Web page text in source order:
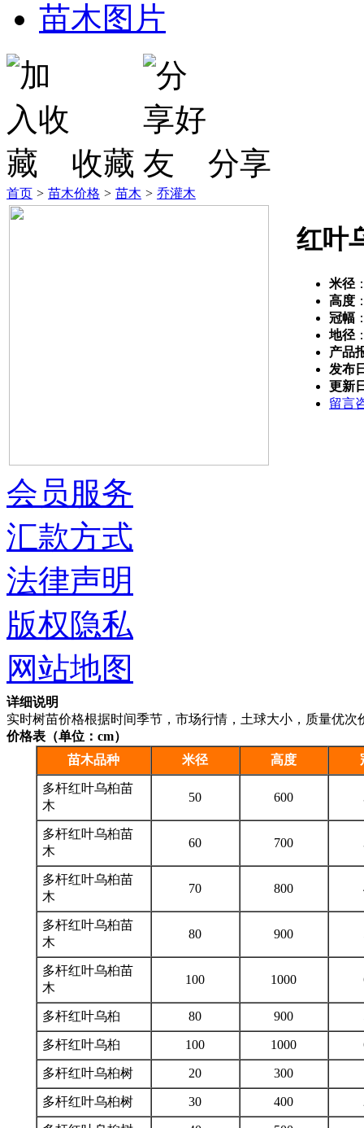
苗木图片
收藏 分享
首页 > 苗木价格 > 苗木 > 乔灌木
红叶
米径
高度
冠幅
地径
产品
发布
更新
留言
详细说明
实时树苗价格根据时间季节，市场行情，土球大小，质量优
价格表（单位：cm）
苗木品种
米径 高度
多杆红叶乌桕苗
木
50 600
多杆红叶乌桕苗
木
60 700
多杆红叶乌桕苗
木
70 800
多杆红叶乌桕苗
木
80 900
多杆红叶乌桕苗
木
100 1000
多杆红叶乌桕 80 900
多杆红叶乌桕 100 1000
多杆红叶乌桕树 20 300
多杆红叶乌桕树 30 400
会员服务
汇款方式
法律声明
版权隐私
网站地图